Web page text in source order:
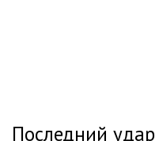
Последний